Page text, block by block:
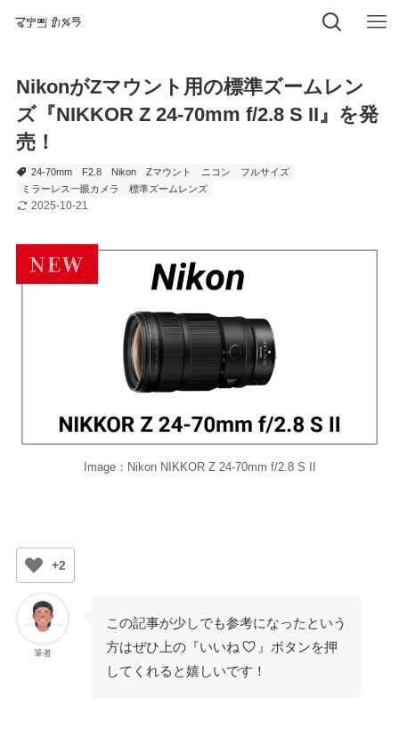
NikonがZマウント用の標準ズームレン
ズ『NIKKOR Z 24-70mm f/2.8 S II』を発
売！
24-70mm F2.8 Nikon Zマウント ニコン
フルサイズ
ミラーレス一眼カメラ
標準ズームレンズ
2025-10-21
Image：Nikon NIKKOR Z 24-70mm f/2.8 S II
+2
筆者
この記事が少しでも参考になったという
方はぜひ上の『いいね
』ボタンを押
してくれると嬉しいです！